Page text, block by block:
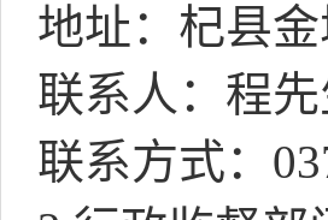
地址：杞县
联系人：程先
联系方式：